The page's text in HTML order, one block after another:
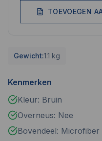
TOEVOEGEN
Gewicht:1.1 kg
Kenmerken
Kleur: Bruin
Overneus: Nee
Bovendeel: Microfiber